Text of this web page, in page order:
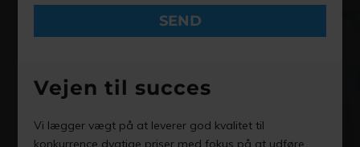
Vejen til succes
Vi lægger vægt på at leverer god kvalitet til
konkurrence dygtige priser med fokus på at udføre